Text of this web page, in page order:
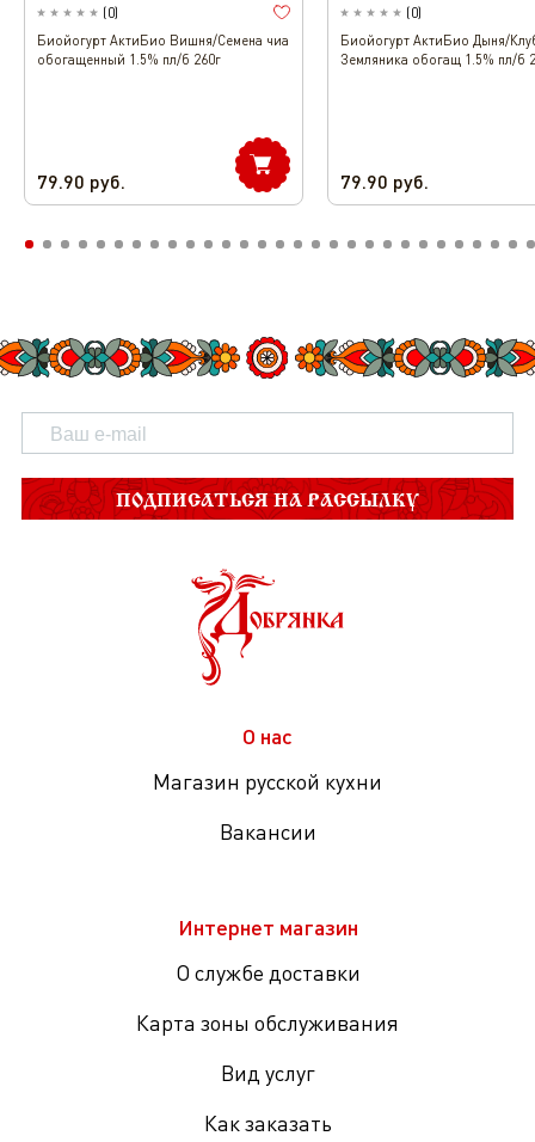
(0)
Биойогурт АктиБио Вишня/Семена чиа
обогащенный 1.5% пл/б 260г
79.90 руб.
(0)
Биойогурт АктиБио Дыня/
Земляника обогащ 1.5% пл/б
79.90 руб.
ПОДПИСАТЬСЯ НА РАССЫЛКУ
О нас
Магазин русской кухни
Вакансии
Интернет магазин
О службе доставки
Карта зоны обслуживания
Вид услуг
Как заказать